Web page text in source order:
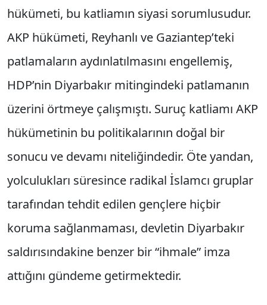
hükümeti, bu katliamın siyasi sorumlusudur.
AKP hükümeti, Reyhanlı ve Gaziantep’teki
patlamaların aydınlatılmasını engellemiş,
HDP’nin Diyarbakır mitingindeki patlamanın
üzerini örtmeye çalışmıştı. Suruç katliamı AKP
hükümetinin bu politikalarının doğal bir
sonucu ve devamı niteliğindedir. Öte yandan,
yolculukları süresince radikal İslamcı gruplar
tarafından tehdit edilen gençlere hiçbir
koruma sağlanmaması, devletin Diyarbakır
saldırısındakine benzer bir “ihmale” imza
attığını gündeme getirmektedir.